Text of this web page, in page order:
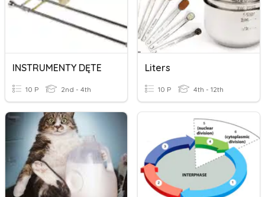
INSTRUMENTY DĘTE
10 P 2nd - 4th
Liters
10 P 4th - 12th